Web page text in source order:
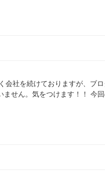
会社を続けておりますが、ブ
せん。気をつけます！！ 今